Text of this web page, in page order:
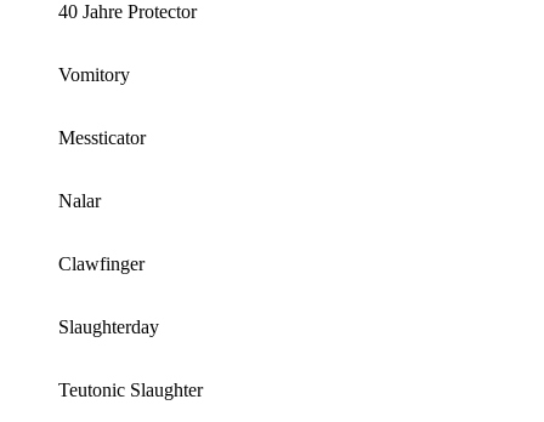
40 Jahre Protector
Vomitory
Messticator
Nalar
Clawfinger
Slaughterday
Teutonic Slaughter